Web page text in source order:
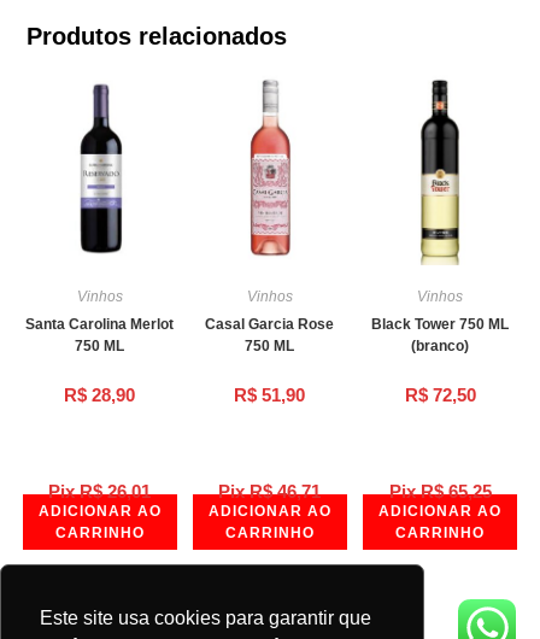
Este site usa cookies para garantir que
Produtos relacionados
Pix R$26,01
Vinhos
Santa Carolina Merlot
750 ML
R$ 28,90
ADICIONAR AO
CARRINHO
Pix R$46,71
Vinhos
Casal Garcia Rose
750 ML
R$ 51,90
ADICIONAR AO
CARRINHO
Pix R$65,25
Vinhos
Black Tower 750 ML
(branco)
R$72,50
ADICIONAR AO
CARRINHO